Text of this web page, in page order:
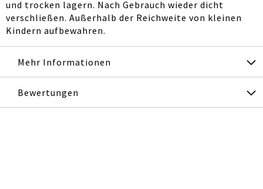
und trocken lagern. Nach Gebrauch wieder dicht
verschließen. Außerhalb der Reichweite von kleinen
Kindern aufbewahren.
Mehr Informationen
Bewertungen